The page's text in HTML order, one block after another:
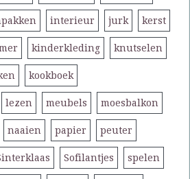
interieur jurk kerst
kinderkleding knutselen
kookboek
lezen meubels moesbalkon
naaien papier peuter
Sofilantjes spelen